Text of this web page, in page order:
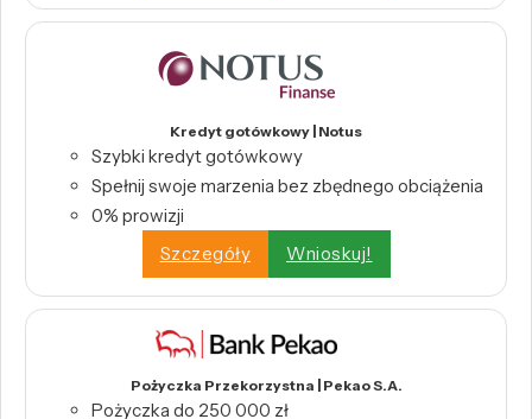
Kredyt gotówkowy | Notus
Szybki kredyt gotówkowy
Spełnij swoje marzenia bez zbędnego obciążenia
0% prowizji
Szczegóły
Wnioskuj!
Pożyczka Przekorzystna | Pekao S.A.
Pożyczka do 250 000 zł